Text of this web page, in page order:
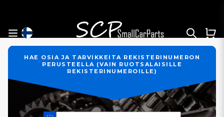
HAE OSIA JA TARVIKKEITA REKISTERINUMERON
PERUSTEELLA (VAIN RUOTSALAISILLE
REKISTERINUMEROILLE)